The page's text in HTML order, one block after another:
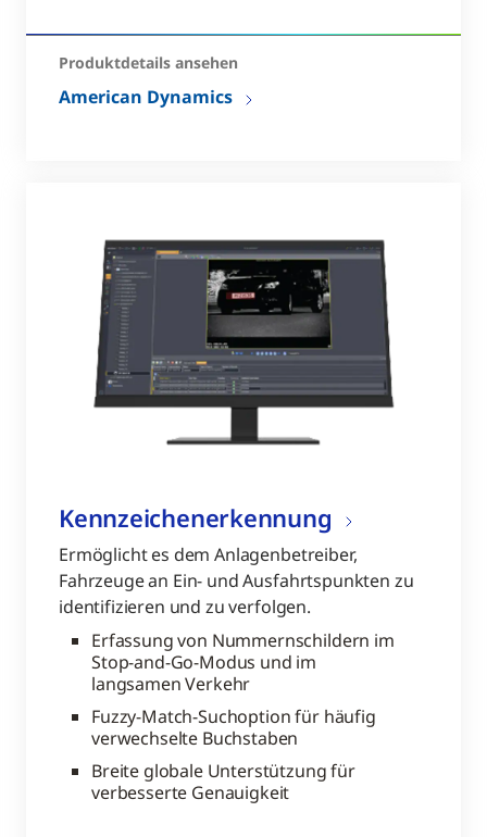
Produktdetails ansehen
American Dynamics
Kennzeichenerkennung
Ermöglicht es dem Anlagenbetreiber,
Fahrzeuge an Ein- und Ausfahrtspunkten zu
identifizieren und zu verfolgen.
Erfassung von Nummernschildern im
Stop-and-Go-Modus und im
langsamen Verkehr
Fuzzy-Match-Suchoption für häufig
verwechselte Buchstaben
Breite globale Unterstützung für
verbesserte Genauigkeit